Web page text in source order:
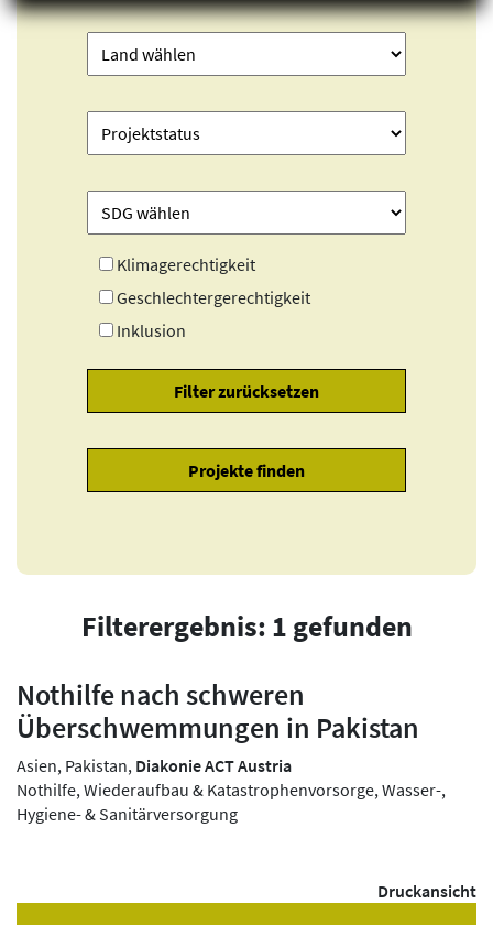
Klimagerechtigkeit
Geschlechtergerechtigkeit
Inklusion
Filterergebnis: 1 gefunden
Nothilfe nach schweren
Überschwemmungen in Pakistan
Asien, Pakistan, Diakonie ACT Austria
Nothilfe, Wiederaufbau & Katastrophenvorsorge, Wasser-,
Hygiene- & Sanitärversorgung
Druckansicht